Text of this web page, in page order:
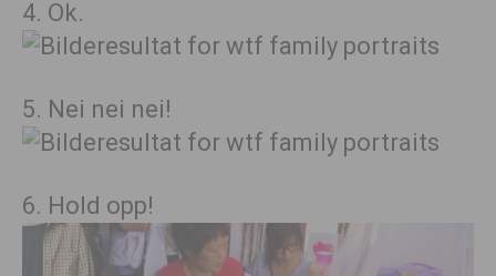
4. Ok.
5. Nei nei nei!
6. Hold opp!